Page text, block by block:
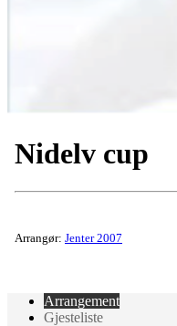
Nidelv cup
Arrangør: Jenter 2007
Arrangement
Gjesteliste